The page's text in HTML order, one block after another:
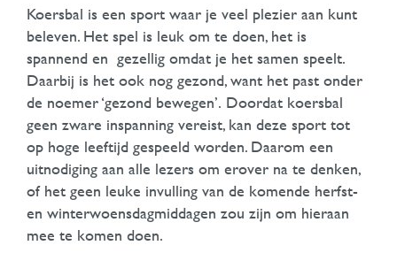
Koersbal is een sport waar je veel plezier aan kunt
beleven. Het spel is leuk om te doen, het is
spannend en gezellig omdat je het samen speelt.
Daarbij is het ook nog gezond, want het past onder
de noemer ‘gezond bewegen’. Doordat koersbal
geen zware inspanning vereist, kan deze sport tot
op hoge leeftijd gespeeld worden. Daarom een
uitnodiging aan alle lezers om erover na te denken,
of het geen leuke invulling van de komende herfst-
en winterwoensdagmiddagen zou zijn om hieraan
mee te komen doen.